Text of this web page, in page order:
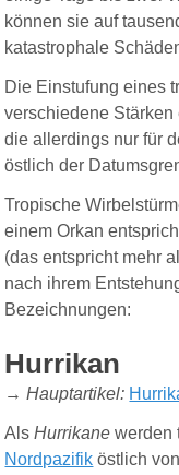
können sie auf
katastrophale
Die Einstufung eines
verschiedene
die allerdings nur für
östlich der
Tropische
einem Orkan
(das entspricht mehr
nach ihrem
Bezeichnungen:
Hurrikan
→Hauptartikel:
AlsHurrikane werden
Nordpazifik östlich